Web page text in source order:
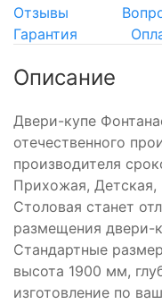
Отзывы
Гарантия
Описание
Двери-купе
отечественного
производителя
Прихожая, Детская,
Столовая станет
размещения двери-
Стандартные
высота 1900 мм,
изготовление по